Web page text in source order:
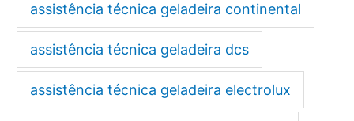
assistência técnica geladeira continental
assistência técnica geladeira dcs
assistência técnica geladeira electrolux